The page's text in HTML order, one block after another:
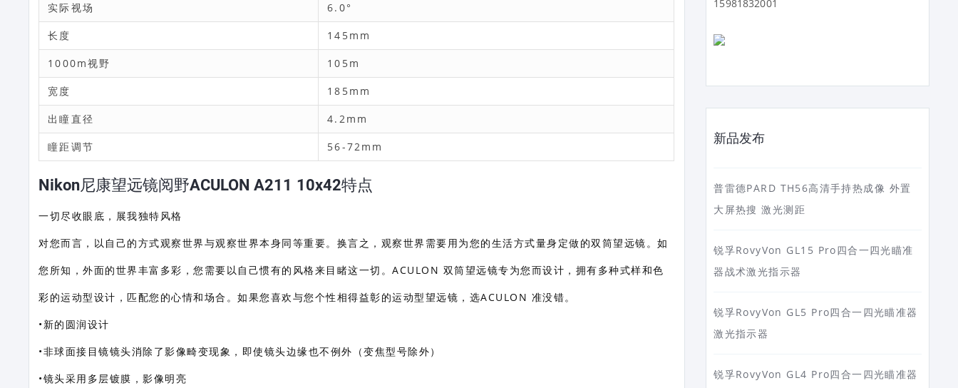
实际视场 6.0°
长度 145mm
1000m视野 105m
宽度 185mm
出瞳直径 4.2mm
瞳距调节 56-72mm
Nikon尼康望远镜阅野ACULON A211 10x42特点
一切尽收眼底，展我独特风格
对您而言，以自己的方式观察世界与观察世界本身同等重要。换言之，观察世界需要用为您的生活方式量身定做的双筒望远镜。如
您所知，外面的世界丰富多彩，您需要以自己惯有的风格来目睹这一切。ACULON 双筒望远镜专为您而设计，拥有多种式样和色
彩的运动型设计，匹配您的心情和场合。如果您喜欢与您个性相得益彰的运动型望远镜，选ACULON 准没错。
•新的圆润设计
•非球面接目镜镜头消除了影像畸变现象，即使镜头边缘也不例外（变焦型号除外）
•镜头采用多层镀膜，影像明亮
15981832001
新品发布
普雷德PARD TH56高清手持热成像 外置
大屏热搜 激光测距
锐孚RovyVon GL15 Pro四合一四光瞄准
器战术激光指示器
锐孚RovyVon GL5 Pro四合一四光瞄准器
激光指示器
锐孚RovyVon GL4 Pro四合一四光瞄准器